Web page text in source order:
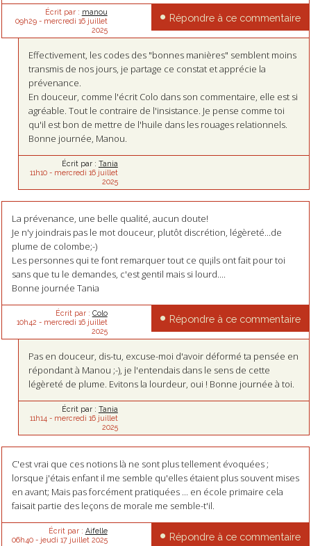
Écrit par : manou
09h29- mercredi 16 juillet
2025
Répondre à ce commentaire
Effectivement, les codes des "bonnes manières" semblent moins
transmis de nos jours, je partage ce constat et apprécie la
prévenance.
En douceur, comme l'écrit Colo dans son commentaire, elle est si
agréable. Tout le contraire de l'insistance. Je pense comme toi
qu'il est bon de mettre de l'huile dans les rouages relationnels.
Bonne journée, Manou.
Écrit par : Tania
11h10- mercredi 16 juillet
2025
La prévenance, une belle qualité, aucun doute!
Je n'y joindrais pas le mot douceur, plutôt discrétion, légèreté...de
plume de colombe;-)
Les personnes qui te font remarquer tout ce qu¡ils ont fait pour toi
sans que tu le demandes, c'est gentil mais si lourd....
Bonne journée Tania
Écrit par : Colo
10h42 - mercredi 16 juillet
2025
Répondre à ce commentaire
Pas en douceur, dis-tu, excuse-moi d'avoir déformé ta pensée en
répondant à Manou ;-), je l'entendais dans le sens de cette
légèreté de plume. Evitons la lourdeur, oui ! Bonne journée à toi.
Écrit par : Tania
11h14 - mercredi 16 juillet
2025
C'est vrai que ces notions là ne sont plus tellement évoquées ;
lorsque j'étais enfant il me semble qu'elles étaient plus souvent mises
en avant; Mais pas forcément pratiquées ... en école primaire cela
faisait partie des leçons de morale me semble-t'il.
Écrit par : Aifelle
06h40- jeudi 17 juillet 2025 Répondre à ce commentaire